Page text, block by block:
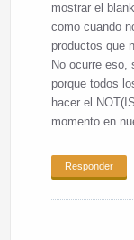
mostrar el
como cuando
productos que
No ocurre eso,
porque todos
hacer el
momento en
Responder